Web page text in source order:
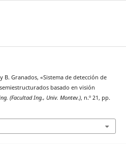
B. Granados, «Sistema de detección de
basado en visión
(Facultad Ing., Univ. Montev.), n.º 21, pp.